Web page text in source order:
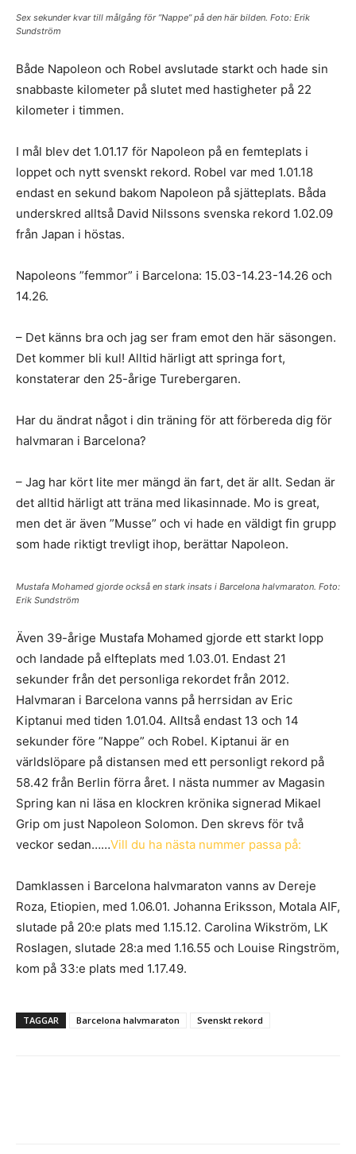
Sex sekunder kvar till målgång för ”Nappe” på den här bilden. Foto: Erik
Sundström
Både Napoleon och Robel avslutade starkt och hade sin
snabbaste kilometer på slutet med hastigheter på 22
kilometer i timmen.
I mål blev det 1.01.17 för Napoleon på en femteplats i
loppet och nytt svenskt rekord. Robel var med 1.01.18
endast en sekund bakom Napoleon på sjätteplats. Båda
underskred alltså David Nilssons svenska rekord 1.02.09
från Japan i höstas.
Napoleons ”femmor” i Barcelona: 15.03-14.23-14.26 och
14.26.
– Det känns bra och jag ser fram emot den här säsongen.
Det kommer bli kul! Alltid härligt att springa fort,
konstaterar den 25-årige Turebergaren.
Har du ändrat något i din träning för att förbereda dig för
halvmaran i Barcelona?
– Jag har kört lite mer mängd än fart, det är allt. Sedan är
det alltid härligt att träna med likasinnade. Mo is great,
men det är även ”Musse” och vi hade en väldigt fin grupp
som hade riktigt trevligt ihop, berättar Napoleon.
Mustafa Mohamed gjorde också en stark insats i Barcelona halvmaraton. Foto:
Erik Sundström
Även 39-årige Mustafa Mohamed gjorde ett starkt lopp
och landade på elfteplats med 1.03.01. Endast 21
sekunder från det personliga rekordet från 2012.
Halvmaran i Barcelona vanns på herrsidan av Eric
Kiptanui med tiden 1.01.04. Alltså endast 13 och 14
sekunder före ”Nappe” och Robel. Kiptanui är en
världslöpare på distansen med ett personligt rekord på
58.42 från Berlin förra året. I nästa nummer av Magasin
Spring kan ni läsa en klockren krönika signerad Mikael
Grip om just Napoleon Solomon. Den skrevs för två
veckor sedan……Vill du ha nästa nummer passa på:
Damklassen i Barcelona halvmaraton vanns av Dereje
Roza, Etiopien, med 1.06.01. Johanna Eriksson, Motala AIF,
slutade på 20:e plats med 1.15.12. Carolina Wikström, LK
Roslagen, slutade 28:a med 1.16.55 och Louise Ringström,
kom på 33:e plats med 1.17.49.
TAGGAR Barcelona halvmaraton Svenskt rekord